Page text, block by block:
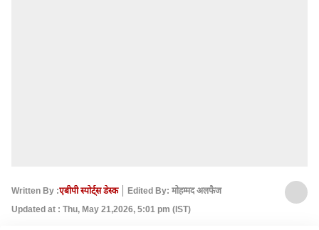
Written By :एबीपी स्पोर्ट्स डेस्क
Edited By: मोहम्मद अलफैज
Updated at : Thu, May 21,2026, 5:01 pm (IST)